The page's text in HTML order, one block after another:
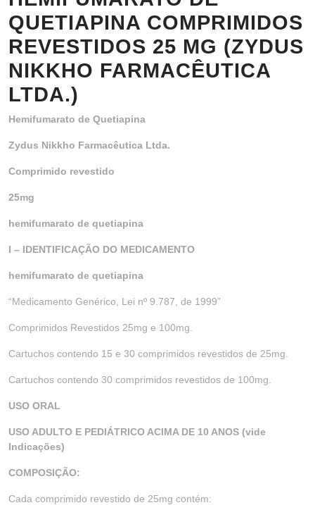
QUETIAPINA COMPRIMIDOS
REVESTIDOS 25 MG (ZYDUS
NIKKHO FARMACÊUTICA
LTDA.)
Hemifumarato de Quetiapina
Zydus Nikkho Farmacêutica Ltda.
Comprimido revestido
25mg
hemifumarato de quetiapina
I – IDENTIFICAÇÃO DO MEDICAMENTO
hemifumarato de quetiapina
“Medicamento Genérico, Lei nº 9.787, de 1999”
Comprimidos Revestidos 25mg e 100mg.
Cartuchos contendo 15 e 30 comprimidos revestidos de 25mg.
Cartuchos contendo 30 comprimidos revestidos de 100mg.
USO ORAL
USO ADULTO E PEDIÁTRICO ACIMA DE 10 ANOS (vide
Indicações)
COMPOSIÇÃO:
Cada comprimido revestido de 25mg contém: